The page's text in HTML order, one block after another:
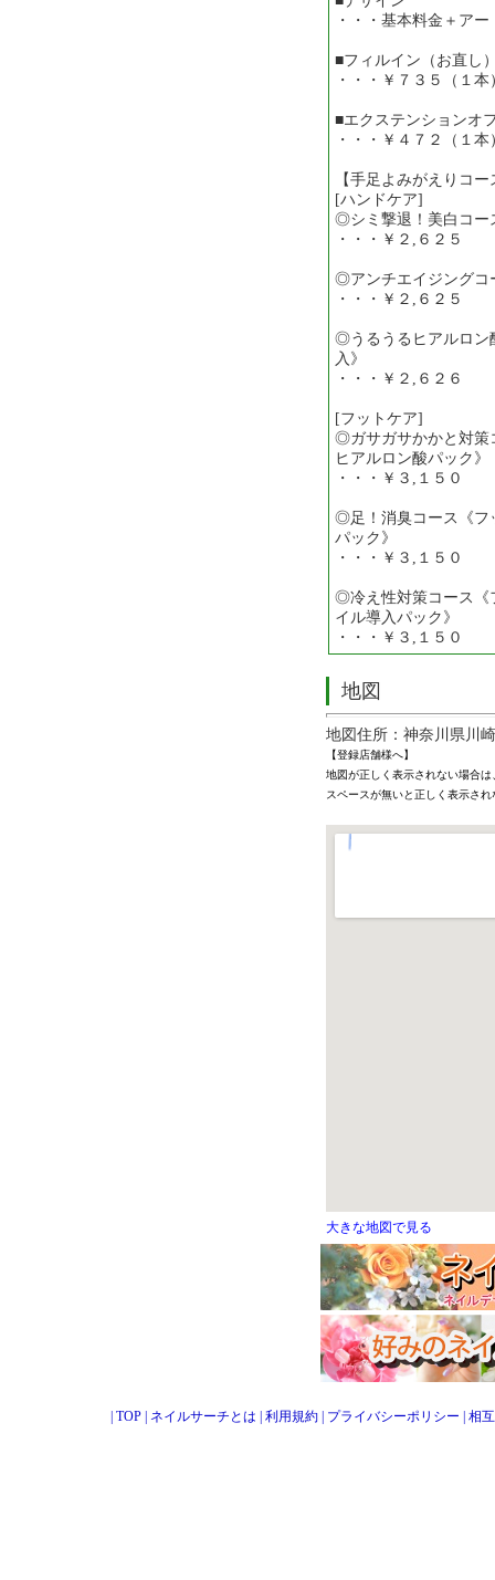
・・・基本料金＋アー
■フィルイン（お直し
・・・￥７３５（１本
■エクステンションオ
・・・￥４７２（１本
【手足よみがえりコー
[ハンドケア]
◎シミ撃退！美白コー
・・・￥２,６２５
◎アンチエイジングコ
・・・￥２,６２５
◎うるうるヒアルロン
入》
・・・￥２,６２６
[フットケア]
◎ガサガサかかと対策
ヒアルロン酸パック》
・・・￥３,１５０
◎足！消臭コース《フ
パック》
・・・￥３,１５０
◎冷え性対策コース《
イル導入パック》
・・・￥３,１５０
地図
地図住所：神奈川県川
【登録店舗様へ】
地図が正しく表示されない場合
スペースが無いと正しく表示さ
大きな地図で見る
TOP ネイルサーチとは 利用規約 プライバシーポリシー 相